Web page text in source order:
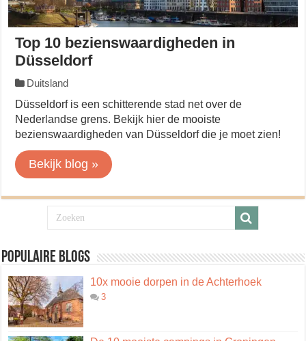
Top 10 bezienswaardigheden in
Düsseldorf
Duitsland
Düsseldorf is een schitterende stad net over de
Nederlandse grens. Bekijk hier de mooiste
bezienswaardigheden van Düsseldorf die je moet zien!
Bekijk blog »
Populaire blogs
10x mooie dorpen in de Achterhoek
3